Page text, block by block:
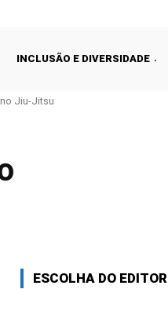
INCLUSÃO E DIVERSIDADE
Jiu-Jitsu
ESCOLHA DO EDITOR